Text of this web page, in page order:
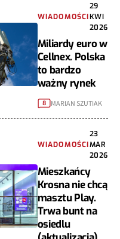
WIADOMOŚCI
29
KWI
2026
Miliardy euro w
Cellnex. Polska
to bardzo
ważny rynek
8 MARIAN SZUTIAK
WIADOMOŚCI
23
MAR
2026
Mieszkańcy
Krosna nie chcą
masztu Play.
Trwa bunt na
osiedlu